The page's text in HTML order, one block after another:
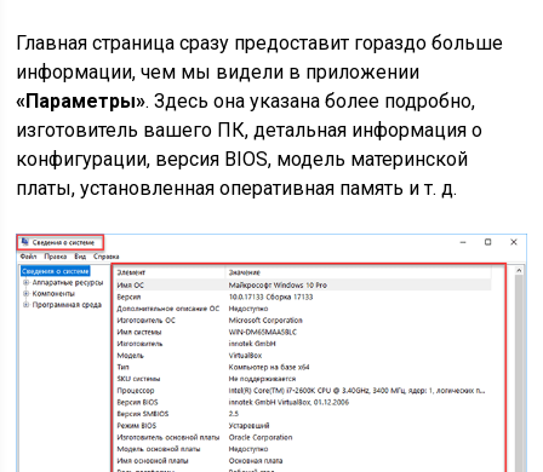
Главная страница сразу предоставит гораздо больше
информации, чем мы видели в приложении
«Параметры». Здесь она указана более подробно,
изготовитель вашего ПК, детальная информация о
конфигурации, версия BIOS, модель материнской
платы, установленная оперативная память и т. д.